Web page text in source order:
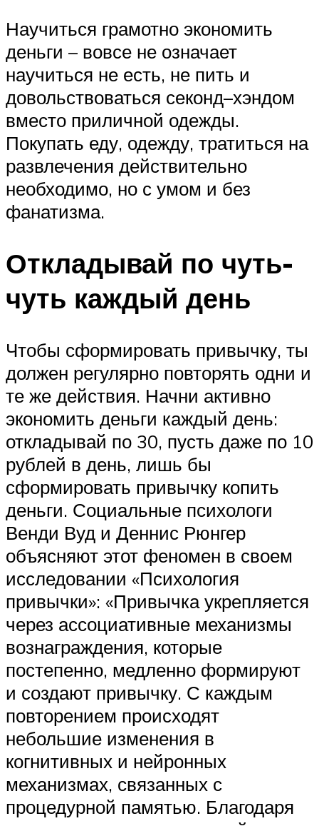
Научиться грамотно экономить
деньги – вовсе не означает
научиться не есть, не пить и
довольствоваться секонд–хэндом
вместо приличной одежды.
Покупать еду, одежду, тратиться на
развлечения действительно
необходимо, но с умом и без
фанатизма.
Откладывай по чуть-
чуть каждый день
Чтобы сформировать привычку, ты
должен регулярно повторять одни и
те же действия. Начни активно
экономить деньги каждый день:
откладывай по 30, пусть даже по 10
рублей в день, лишь бы
сформировать привычку копить
деньги. Социальные психологи
Венди Вуд и Деннис Рюнгер
объясняют этот феномен в своем
исследовании «Психология
привычки»: «Привычка укрепляется
через ассоциативные механизмы
вознаграждения, которые
постепенно, медленно формируют
и создают привычку. С каждым
повторением происходят
небольшие изменения в
когнитивных и нейронных
механизмах, связанных с
процедурной памятью. Благодаря